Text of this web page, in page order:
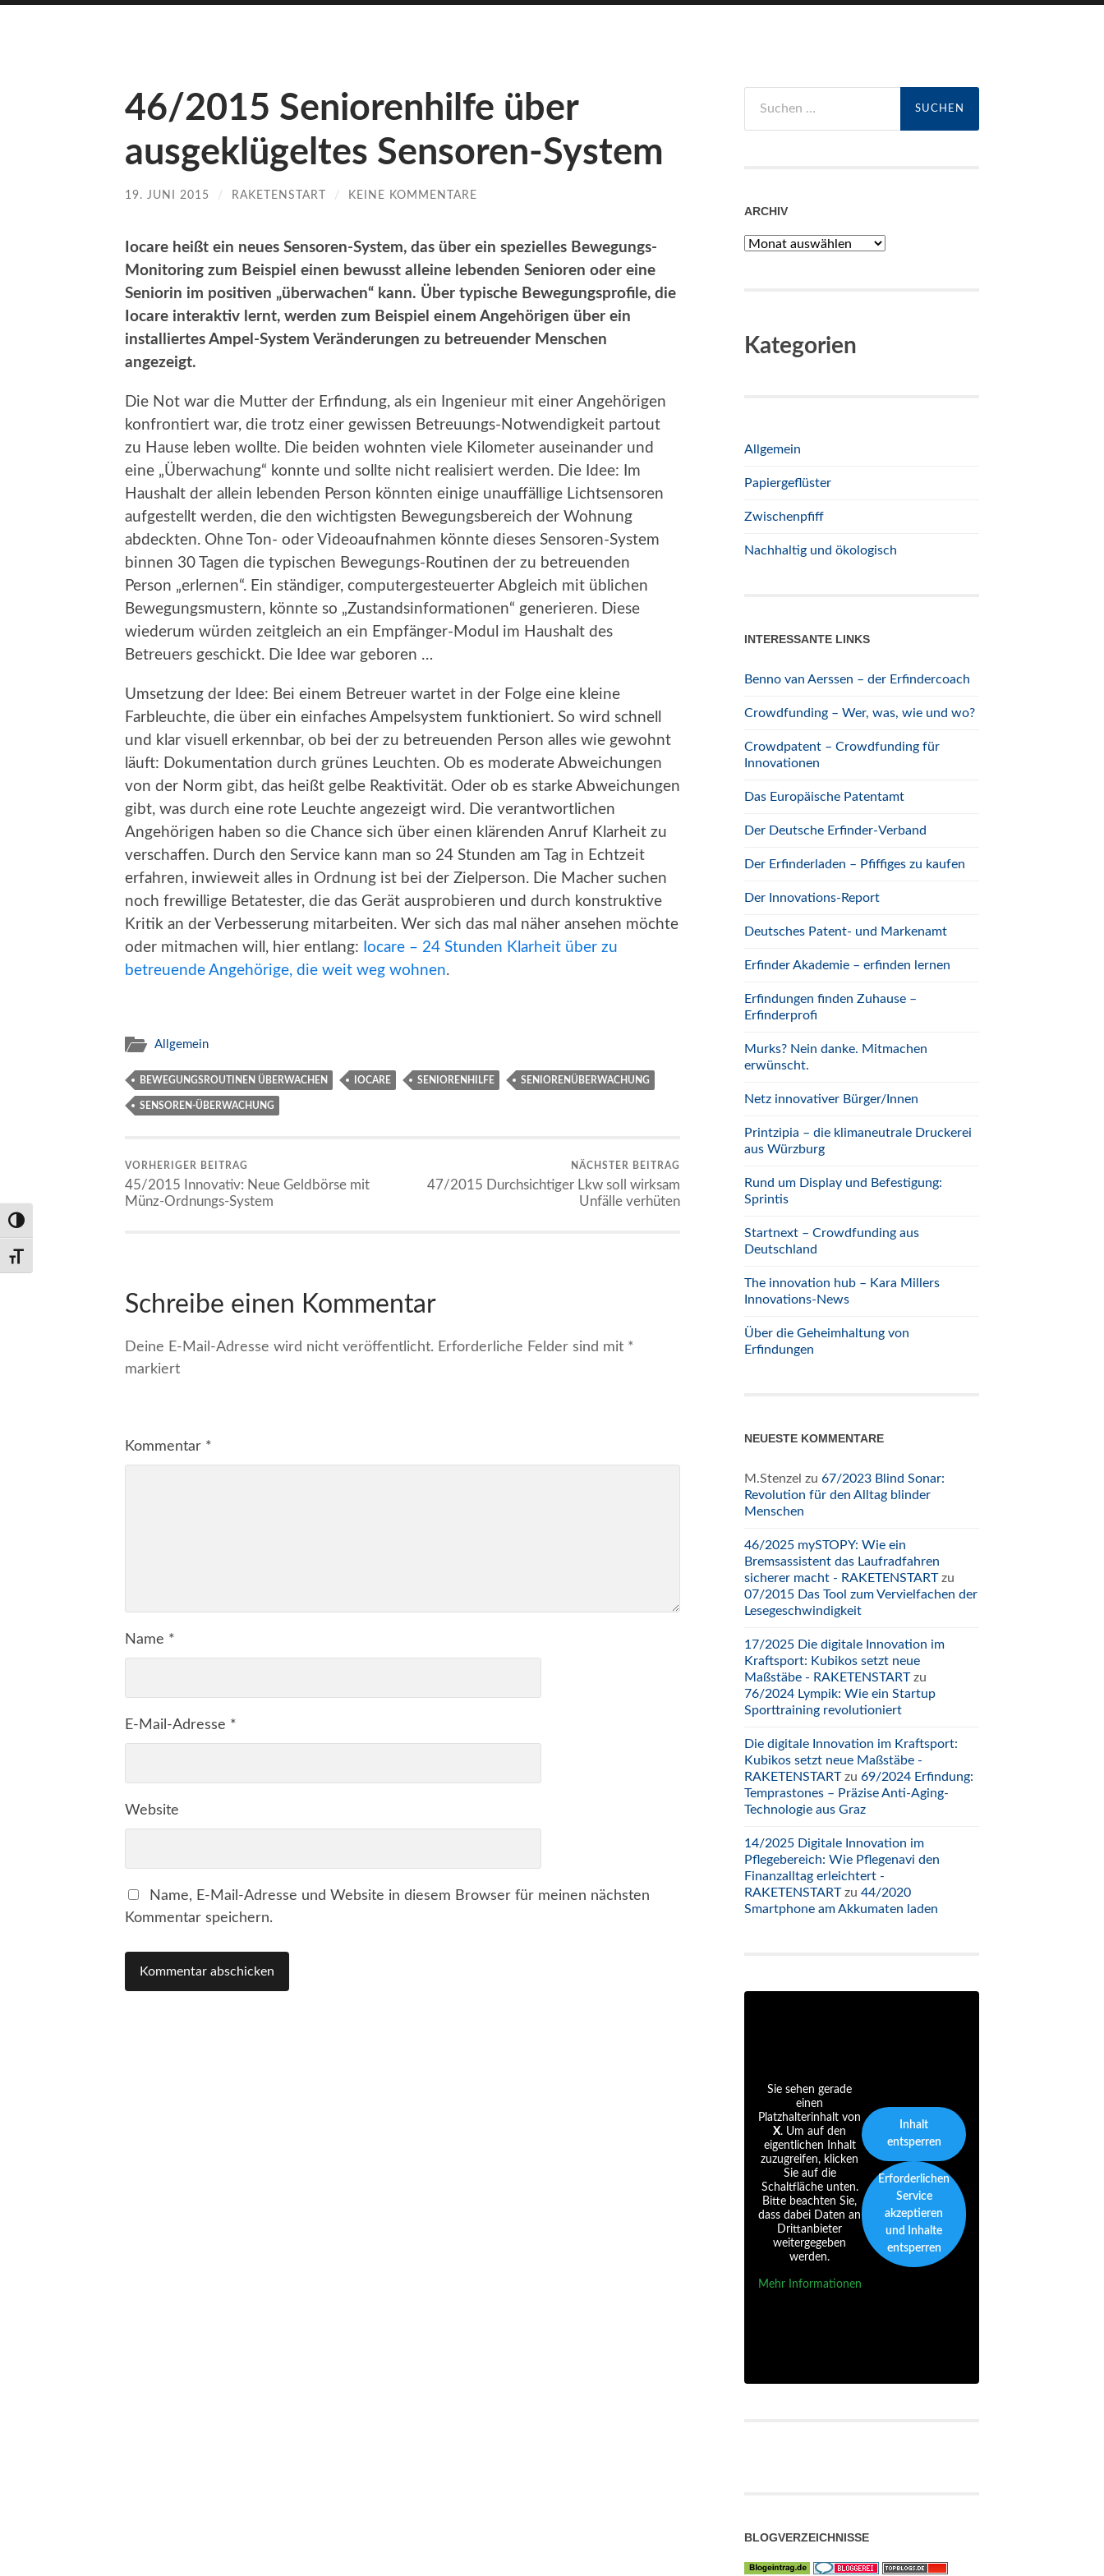
Umschalten auf hohe Kontraste
Schrift vergrößern
46/2015 Seniorenhilfe über
ausgeklügeltes Sensoren-System
19. JUNI 2015 / RAKETENSTART / KEINE KOMMENTARE
Iocare heißt ein neues Sensoren-System, das über ein spezielles Bewegungs-
Monitoring zum Beispiel einen bewusst alleine lebenden Senioren oder eine
Seniorin im positiven „überwachen“ kann. Über typische Bewegungsprofile, die
Iocare interaktiv lernt, werden zum Beispiel einem Angehörigen über ein
installiertes Ampel-System Veränderungen zu betreuender Menschen
angezeigt.
Die Not war die Mutter der Erfindung, als ein Ingenieur mit einer Angehörigen
konfrontiert war, die trotz einer gewissen Betreuungs-Notwendigkeit partout
zu Hause leben wollte. Die beiden wohnten viele Kilometer auseinander und
eine „Überwachung“ konnte und sollte nicht realisiert werden. Die Idee: Im
Haushalt der allein lebenden Person könnten einige unauffällige Lichtsensoren
aufgestellt werden, die den wichtigsten Bewegungsbereich der Wohnung
abdeckten. Ohne Ton- oder Videoaufnahmen könnte dieses Sensoren-System
binnen 30 Tagen die typischen Bewegungs-Routinen der zu betreuenden
Person „erlernen“. Ein ständiger, computergesteuerter Abgleich mit üblichen
Bewegungsmustern, könnte so „Zustandsinformationen“ generieren. Diese
wiederum würden zeitgleich an ein Empfänger-Modul im Haushalt des
Betreuers geschickt. Die Idee war geboren …
Umsetzung der Idee: Bei einem Betreuer wartet in der Folge eine kleine
Farbleuchte, die über ein einfaches Ampelsystem funktioniert. So wird schnell
und klar visuell erkennbar, ob bei der zu betreuenden Person alles wie gewohnt
läuft: Dokumentation durch grünes Leuchten. Ob es moderate Abweichungen
von der Norm gibt, das heißt gelbe Reaktivität. Oder ob es starke Abweichungen
gibt, was durch eine rote Leuchte angezeigt wird. Die verantwortlichen
Angehörigen haben so die Chance sich über einen klärenden Anruf Klarheit zu
verschaffen. Durch den Service kann man so 24 Stunden am Tag in Echtzeit
erfahren, inwieweit alles in Ordnung ist bei der Zielperson. Die Macher suchen
noch frewillige Betatester, die das Gerät ausprobieren und durch konstruktive
Kritik an der Verbesserung mitarbeiten. Wer sich das mal näher ansehen möchte
oder mitmachen will, hier entlang: Iocare – 24 Stunden Klarheit über zu
betreuende Angehörige, die weit weg wohnen.
Allgemein
BEWEGUNGSROUTINEN ÜBERWACHEN IOCARE SENIORENHILFE SENIORENÜBERWACHUNG
SENSOREN-ÜBERWACHUNG
VORHERIGER BEITRAG
45/2015 Innovativ: Neue Geldbörse mit
Münz-Ordnungs-System
NÄCHSTER BEITRAG
47/2015 Durchsichtiger Lkw soll wirksam
Unfälle verhüten
Schreibe einen Kommentar
Deine E-Mail-Adresse wird nicht veröffentlicht. Erforderliche Felder sind mit *
markiert
Kommentar *
Name *
E-Mail-Adresse *
Website
Name, E-Mail-Adresse und Website in diesem Browser für meinen nächsten
Kommentar speichern.
nach:
ARCHIV
Archiv
Kategorien
Allgemein
Papiergeflüster
Zwischenpfiff
Nachhaltig und ökologisch
INTERESSANTE LINKS
Benno van Aerssen – der Erfindercoach
Crowdfunding – Wer, was, wie und wo?
Crowdpatent – Crowdfunding für
Innovationen
Das Europäische Patentamt
Der Deutsche Erfinder-Verband
Der Erfinderladen – Pfiffiges zu kaufen
Der Innovations-Report
Deutsches Patent- und Markenamt
Erfinder Akademie – erfinden lernen
Erfindungen finden Zuhause –
Erfinderprofi
Murks? Nein danke. Mitmachen
erwünscht.
Netz innovativer Bürger/Innen
Printzipia – die klimaneutrale Druckerei
aus Würzburg
Rund um Display und Befestigung:
Sprintis
Startnext – Crowdfunding aus
Deutschland
The innovation hub – Kara Millers
Innovations-News
Über die Geheimhaltung von
Erfindungen
NEUESTE KOMMENTARE
M.Stenzel zu 67/2023 Blind Sonar:
Revolution für den Alltag blinder
Menschen
46/2025 mySTOPY: Wie ein
Bremsassistent das Laufradfahren
sicherer macht - RAKETENSTARTzu
07/2015 Das Tool zum Vervielfachen der
Lesegeschwindigkeit
17/2025 Die digitale Innovation im
Kraftsport: Kubikos setzt neue
Maßstäbe - RAKETENSTARTzu
76/2024 Lympik: Wie ein Startup
Sporttraining revolutioniert
Die digitale Innovation im Kraftsport:
Kubikos setzt neue Maßstäbe -
RAKETENSTARTzu 69/2024 Erfindung:
Temprastones – Präzise Anti-Aging-
Technologie aus Graz
14/2025 Digitale Innovation im
Pflegebereich: Wie Pflegenavi den
Finanzalltag erleichtert -
RAKETENSTARTzu 44/2020
Smartphone am Akkumaten laden
Sie sehen gerade
einen
Platzhalterinhalt von
X. Um auf den
eigentlichen Inhalt
zuzugreifen, klicken
Sie auf die
Schaltfläche unten.
Bitte beachten Sie,
dass dabei Daten an
Drittanbieter
weitergegeben
werden.
Mehr Informationen
Inhalt
entsperren
Erforderlichen
Service
akzeptieren
und Inhalte
entsperren
BLOGVERZEICHNISSE